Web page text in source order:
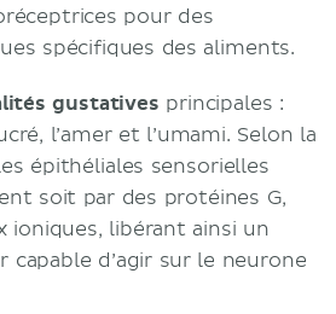
pour des
spécifiques des aliments.
gustatives principales :
l’amer et l’umami. Selon la
épithéliales sensorielles
soit par des protéines G,
ioniques, libérant ainsi un
d’agir sur le neurone